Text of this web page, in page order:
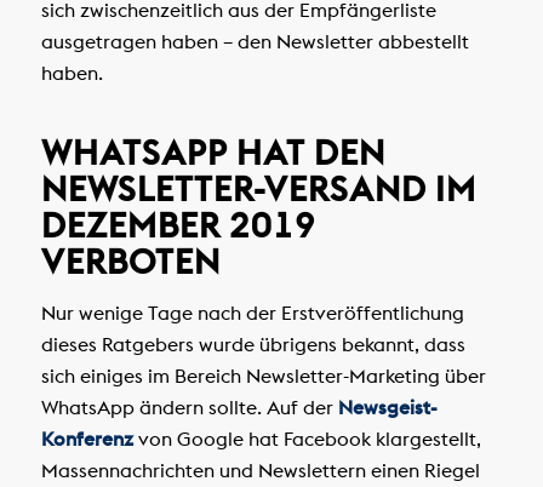
sich zwischenzeitlich aus der Empfängerliste
ausgetragen haben – den Newsletter abbestellt
haben.
WHATSAPP HAT DEN
NEWSLETTER-VERSAND IM
DEZEMBER 2019
VERBOTEN
Nur wenige Tage nach der Erstveröffentlichung
dieses Ratgebers wurde übrigens bekannt, dass
sich einiges im Bereich Newsletter-Marketing über
WhatsApp ändern sollte. Auf der Newsgeist-
Konferenzvon Google hat Facebook klargestellt,
Massennachrichten und Newslettern einen Riegel